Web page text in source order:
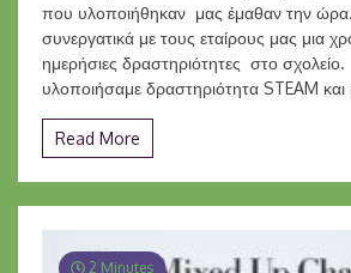
που υλοποιήθηκαν μας έμαθαν την
συνεργατικά με τους εταίρους μας μια
ημερήσιες δραστηριότητες στο
υλοποιήσαμε δραστηριότητα STEAM
Read More
2 Minutes